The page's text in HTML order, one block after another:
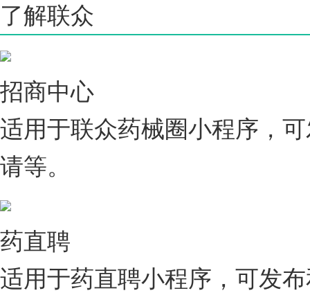
了解联众
招商中心
适用于联众药械圈小程序，
请等。
药直聘
适用于药直聘小程序，可发